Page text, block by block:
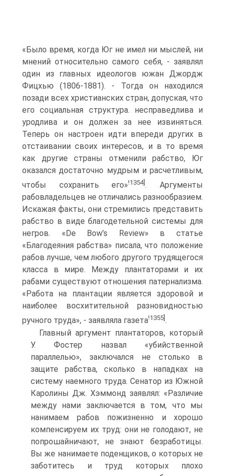
«Было время, когда Юг не имел ни мыслей, ни
мнений относительно самого себя, - заявлял
один из главных идеологов южан Джордж
Фицхью (1806-1881). - Тогда он находился
позади всех христианских стран, допуская, что
его социальная структура. несправедлива и
уродлива и он должен за нее извиняться.
Теперь он настроен идти впереди других в
отстаивании своих интересов, и в то время
как другие страны отменили рабство, Юг
оказался достаточно мудрым и расчетливым,
чтобы сохранить его»!1354]. Аргументы
рабовладельцев не отличались разнообразием.
Искажая факты, они стремились представить
рабство в виде благодетельной системы для
негров. «De Bow’s Review» в статье
«Благодеяния рабства» писала, что положение
рабов лучше, чем любого другого трудящегося
класса в мире. Между плантаторами и их
рабами существуют отношения патернализма.
«Работа на плантации является здоровой и
наиболее восхитительной разновидностью
ручного труда», - заявляла газета!1355] .
Главный аргумент плантаторов, который
У. Фостер назвал «убийственной
параллелью», заключался не столько в
защите рабства, сколько в нападках на
систему наемного труда. Сенатор из Южной
Каролины Дж. Хэммонд заявлял: «Различие
между нами заключается в том, что мы
нанимаем рабов пожизненно и хорошо
компенсируем их труд: они не голодают, не
попрошайничают, не знают безработицы.
Вы же нанимаете поденщиков, о которых не
заботитесь и труд которых плохо